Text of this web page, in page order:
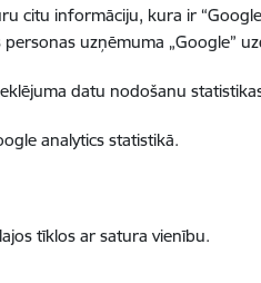
citu informāciju, kura ir
uzņēmuma „Google”
datu nodošanu
analytics statistikā.
tīklos ar satura vienību.